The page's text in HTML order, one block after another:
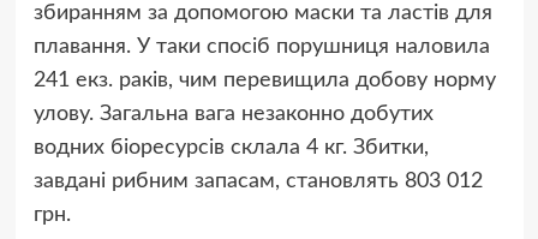
збиранням за допомогою маски та ластів для
плавання. У таки спосіб порушниця наловила
241 екз. раків, чим перевищила добову норму
улову. Загальна вага незаконно добутих
водних біоресурсів склала 4 кг. Збитки,
завдані рибним запасам, становлять 803 012
грн.